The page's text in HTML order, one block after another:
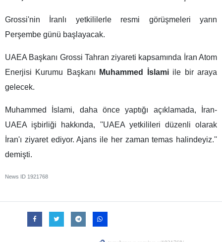
Grossi'nin İranlı yetkililerle resmi görüşmeleri yarın
Perşembe günü başlayacak.
UAEA Başkanı Grossi Tahran ziyareti kapsamında İran Atom
Enerjisi Kurumu Başkanı
Muhammed İslami ile bir araya
gelecek.
Muhammed İslami, daha önce yaptığı açıklamada, İran-
UAEA işbirliği hakkında, ''UAEA yetkilileri düzenli olarak
İran'ı ziyaret ediyor. Ajans ile her zaman temas halindeyiz.''
demişti.
News ID 1921768